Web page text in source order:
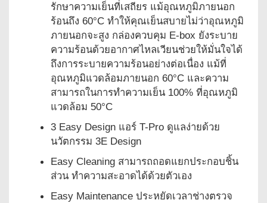
รักษาความเย็นที่เสถียร แม้อุณหภูมิภายนอก
ร้อนถึง 60°C ทําให้คุณเย็นสบายไม่ว่าอุณหภูมิ
ภายนอกจะสูง กล่องควบคุม E-box ยังระบาย
ความร้อนด้วยอากาศไหลเวียนช่วยให้มั่นใจได้
ถึงการระบายความร้อนอย่างต่อเนื่อง แม้ที่
อุณหภูมิแวดล้อมภายนอก 60°C และความ
สามารถในการทําความเย็น 100% ที่อุณหภูมิ
แวดล้อม 50°C
3 Easy Design แอร์ T-Pro ดูแลง่ายด้วย
นวัตกรรม 3E Design
Easy Cleaning สามารถถอดแยกประกอบชิ้น
ส่วน ทำความสะอาดได้ด้วยตัวเอง
Easy Maintenance ประหยัดเวลาช่างตรวจ